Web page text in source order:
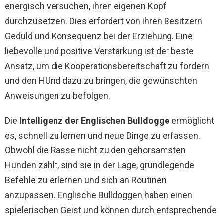
energisch versuchen, ihren eigenen Kopf
durchzusetzen. Dies erfordert von ihren Besitzern
Geduld und Konsequenz bei der Erziehung. Eine
liebevolle und positive Verstärkung ist der beste
Ansatz, um die Kooperationsbereitschaft zu fördern
und den HUnd dazu zu bringen, die gewünschten
Anweisungen zu befolgen.
Die Intelligenz der Englischen Bulldogge ermöglicht
es, schnell zu lernen und neue Dinge zu erfassen.
Obwohl die Rasse nicht zu den gehorsamsten
Hunden zählt, sind sie in der Lage, grundlegende
Befehle zu erlernen und sich an Routinen
anzupassen. Englische Bulldoggen haben einen
spielerischen Geist und können durch entsprechende